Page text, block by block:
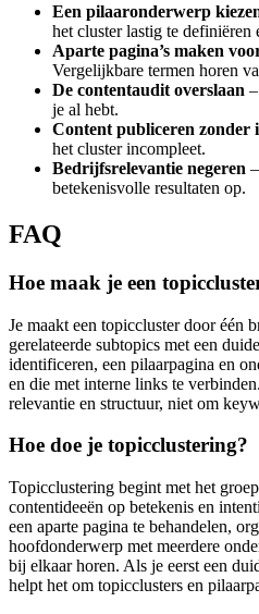
Een pilaaronderwerp
het cluster lastig te definiëren
Aparte pagina’s maken
Vergelijkbare termen horen
De contentaudit overslaan
je al hebt.
Content publiceren zonder
het cluster incompleet.
Bedrijfsrelevantie negeren
betekenisvolle resultaten op.
FAQ
Hoe maak je een
Je maakt een topiccluster door één
gerelateerde subtopics met een
identificeren, een pilaarpagina en
en die met interne links te
relevantie en structuur, niet om
Hoe doe je topicclustering?
Topicclustering begint met het
contentideeën op betekenis en
een aparte pagina te behandelen,
hoofdonderwerp met meerdere
bij elkaar horen. Als je eerst een
helpt het om topicclusters en